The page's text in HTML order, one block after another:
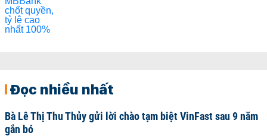
Đọc nhiều nhất
Bà Lê Thị Thu Thủy gửi lời chào tạm biệt VinFast sau 9 năm
gắn bó